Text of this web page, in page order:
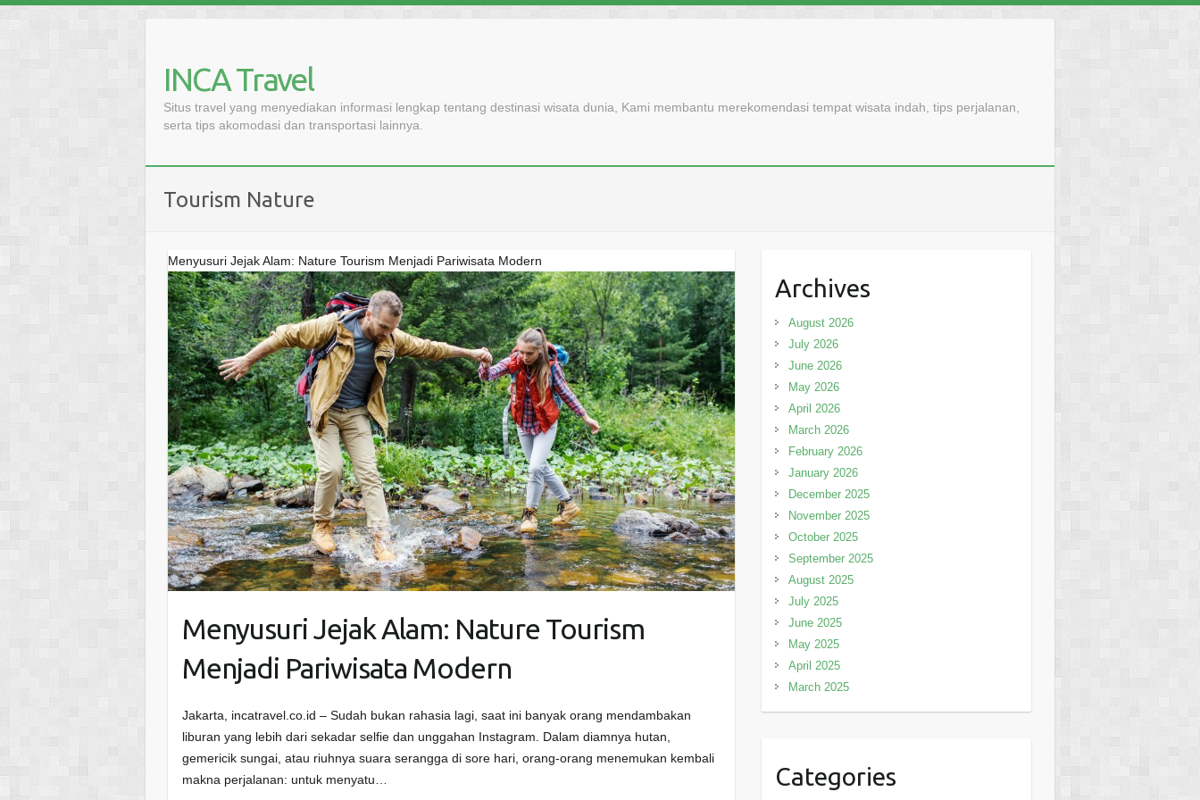
content
INCA Travel
Situs travel yang menyediakan informasi lengkap tentang destinasi wisata dunia, Kami membantu merekomendasi tempat wisata indah, tips perjalanan,
serta tips akomodasi dan transportasi lainnya.
Tourism Nature
Menyusuri Jejak Alam: Nature Tourism Menjadi Pariwisata Modern
Menyusuri Jejak Alam: Nature Tourism
Menjadi Pariwisata Modern
Jakarta, incatravel.co.id – Sudah bukan rahasia lagi, saat ini banyak orang mendambakan
liburan yang lebih dari sekadar selfie dan unggahan Instagram. Dalam diamnya hutan,
gemericik sungai, atau riuhnya suara serangga di sore hari, orang-orang menemukan kembali
makna perjalanan: untuk menyatu…
Archives
August 2026
July 2026
June 2026
May 2026
April 2026
March 2026
February 2026
January 2026
December 2025
November 2025
October 2025
September 2025
August 2025
July 2025
June 2025
May 2025
April 2025
March 2025
Categories